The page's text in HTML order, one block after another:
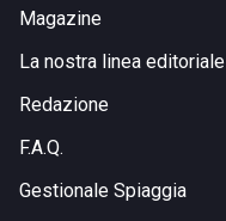
Magazine
La nostra linea editoriale
Redazione
F.A.Q.
Gestionale Spiaggia